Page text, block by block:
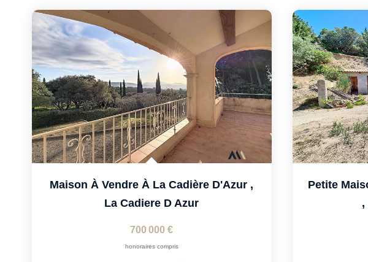
Maison À Vendre À La Cadière D'Azur ,
La Cadiere D Azur
700 000 €
honoraires compris
,